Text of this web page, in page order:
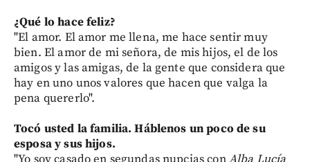
¿Qué lo hace feliz?
"El amor. El amor me llena, me hace sentir muy
bien. El amor de mi señora, de mis hijos, el de los
amigos y las amigas, de la gente que considera que
hay en uno unos valores que hacen que valga la
pena quererlo".
Tocó usted la familia. Háblenos un poco de su
esposa y sus hijos.
"Yo soy casado en segundas nupcias conAlba Lucía